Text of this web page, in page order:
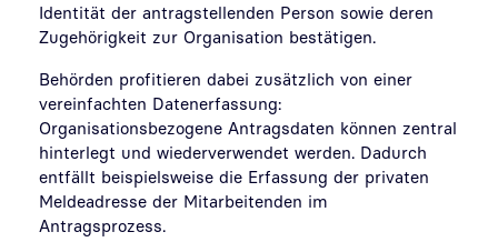
Identität der antragstellenden Person sowie deren
Zugehörigkeit zur Organisation bestätigen.
Behörden profitieren dabei zusätzlich von einer
vereinfachten Datenerfassung:
Organisationsbezogene Antragsdaten können zentral
hinterlegt und wiederverwendet werden. Dadurch
entfällt beispielsweise die Erfassung der privaten
Meldeadresse der Mitarbeitenden im
Antragsprozess.